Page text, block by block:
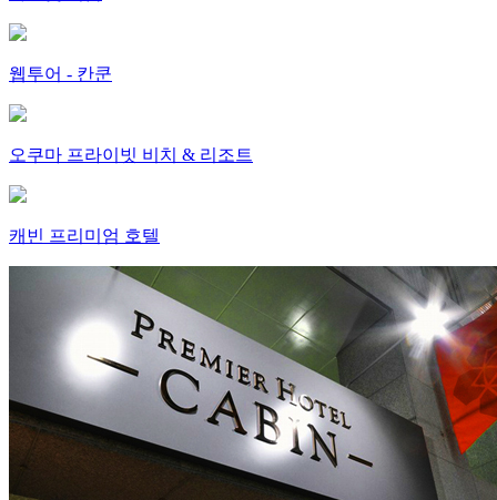
웹투어 - 칸쿤
오쿠마 프라이빗 비치 & 리조트
캐빈 프리미엄 호텔